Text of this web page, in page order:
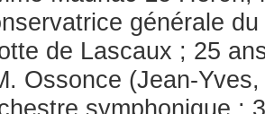
générale
de Lascaux ; 25
Ossonce (Jean-